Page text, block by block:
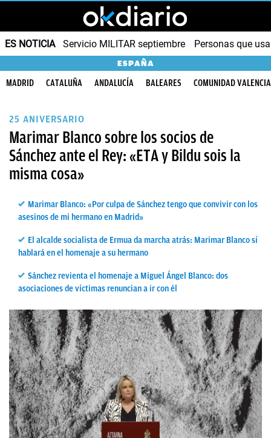
ES NOTICIA Servicio MILITAR septiembre Personas que
ESPAÑA
MADRID CATALUÑA ANDALUCÍA BALEARES COMUNIDAD
25 ANIVERSARIO
Marimar Blanco sobre los socios de
Sánchez ante el Rey: «ETA y Bildu sois la
misma cosa»
Marimar Blanco: «Por culpa de Sánchez tengo que convivir con los
asesinos de mi hermano en Madrid»
El alcalde socialista de Ermua da marcha atrás: Marimar Blanco sí
hablará en el homenaje a su hermano
Sánchez revienta el homenaje a Miguel Ángel Blanco: dos
asociaciones de víctimas renuncian a ir con él